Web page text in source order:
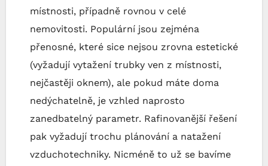
místnosti, případně rovnou v celé
nemovitosti. Populární jsou zejména
přenosné, které sice nejsou zrovna estetické
(vyžadují vytažení trubky ven z místnosti,
nejčastěji oknem), ale pokud máte doma
nedýchatelně, je vzhled naprosto
zanedbatelný parametr. Rafinovanější řešení
pak vyžadují trochu plánování a natažení
vzduchotechniky. Nicméně to už se bavíme